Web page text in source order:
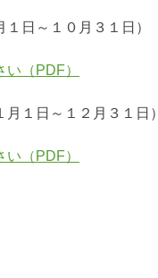
１日～１０月３１日）
（PDF）
月１日～１２月３１日）
（PDF）